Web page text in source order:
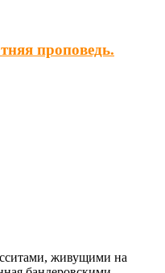
проповедь.
живущими на